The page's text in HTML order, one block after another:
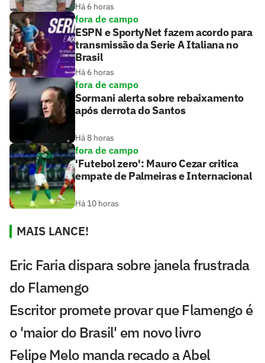
Há 6 horas
fora de campo
ESPN e SportyNet fazem acordo para
transmissão da Serie A Italiana no
Brasil
Há 6 horas
fora de campo
Sormani alerta sobre rebaixamento
após derrota do Santos
Há 8 horas
fora de campo
'Futebol zero': Mauro Cezar critica
empate de Palmeiras e Internacional
Há 10 horas
MAIS LANCE!
Eric Faria dispara sobre janela frustrada
do Flamengo
Escritor promete provar que Flamengo é
o 'maior do Brasil' em novo livro
Felipe Melo manda recado a Abel